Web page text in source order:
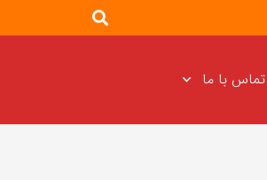
تماس با ما